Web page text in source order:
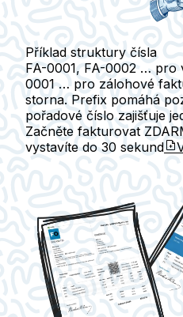
Příklad struktury čísla
FA-0001, FA-0002 … pro
0001 … pro zálohové
storna. Prefix pomáhá
pořadové číslo zajišťuje
Začněte fakturovat
vystavíte do 30 sekund